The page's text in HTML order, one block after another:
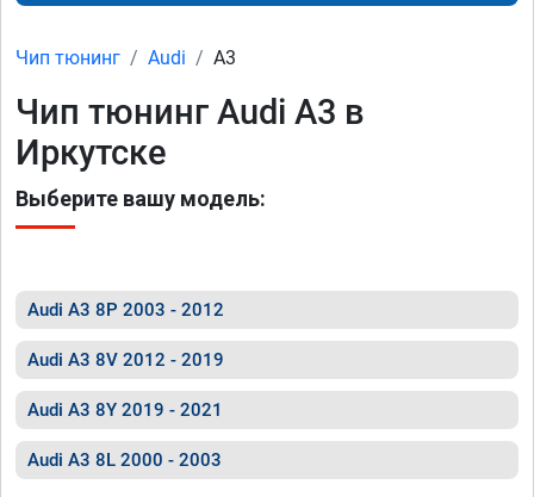
Чип тюнинг Audi A3
Чип тюнинг Audi A3 в
Иркутске
Выберите вашу модель:
Audi A3 8P 2003 - 2012
Audi A3 8V 2012 - 2019
Audi A3 8Y 2019 - 2021
Audi A3 8L 2000 - 2003